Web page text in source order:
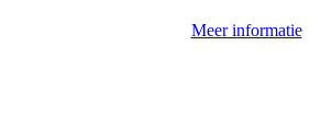
Meer informatie